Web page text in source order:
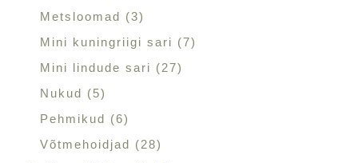
Metsloomad
3
Mini kuningriigi sari
7
Mini lindude sari
27
Nukud
5
Pehmikud
6
Võtmehoidjad
28